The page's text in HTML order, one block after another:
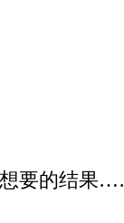
想要的结果